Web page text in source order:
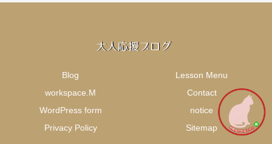
Blog
Lesson Menu
workspace.M
Contact
WordPress form
notice
Privacy Policy
Sitemap